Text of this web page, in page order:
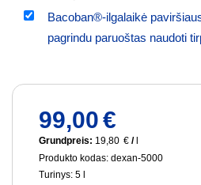
Bacoban®-ilgalaikė
pagrindu paruoštas naudoti
99,00€
Grundpreis: 19,80 € /
Produkto kodas: dexan-5000
Turinys: 5